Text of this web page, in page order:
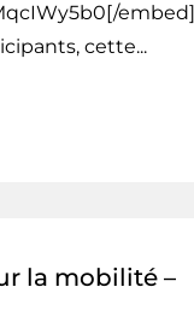
embed]
cette...
la mobilité –